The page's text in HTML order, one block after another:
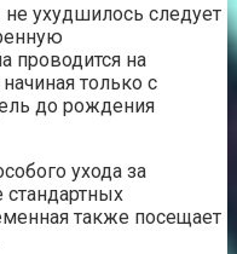
ухудшилось следует
проводится на
только с
до рождения
ухода за
стандартных
также посещает